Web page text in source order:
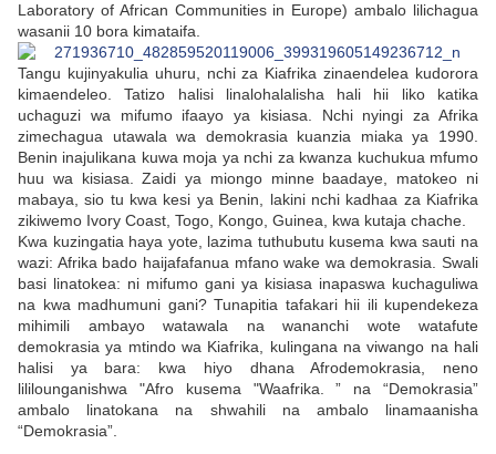
Laboratory of African Communities in Europe) ambalo lilichagua
wasanii 10 bora kimataifa.
Tangu kujinyakulia uhuru, nchi za Kiafrika zinaendelea kudorora
kimaendeleo. Tatizo halisi linalohalalisha hali hii liko katika
uchaguzi wa mifumo ifaayo ya kisiasa. Nchi nyingi za Afrika
zimechagua utawala wa demokrasia kuanzia miaka ya 1990.
Benin inajulikana kuwa moja ya nchi za kwanza kuchukua mfumo
huu wa kisiasa. Zaidi ya miongo minne baadaye, matokeo ni
mabaya, sio tu kwa kesi ya Benin, lakini nchi kadhaa za Kiafrika
zikiwemo Ivory Coast, Togo, Kongo, Guinea, kwa kutaja chache.
Kwa kuzingatia haya yote, lazima tuthubutu kusema kwa sauti na
wazi: Afrika bado haijafafanua mfano wake wa demokrasia. Swali
basi linatokea: ni mifumo gani ya kisiasa inapaswa kuchaguliwa
na kwa madhumuni gani? Tunapitia tafakari hii ili kupendekeza
mihimili ambayo watawala na wananchi wote watafute
demokrasia ya mtindo wa Kiafrika, kulingana na viwango na hali
halisi ya bara: kwa hiyo dhana Afrodemokrasia, neno
lililounganishwa "Afro kusema "Waafrika. ” na “Demokrasia”
ambalo linatokana na shwahili na ambalo linamaanisha
“Demokrasia”.